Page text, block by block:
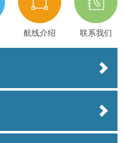
航线介绍 联系我们